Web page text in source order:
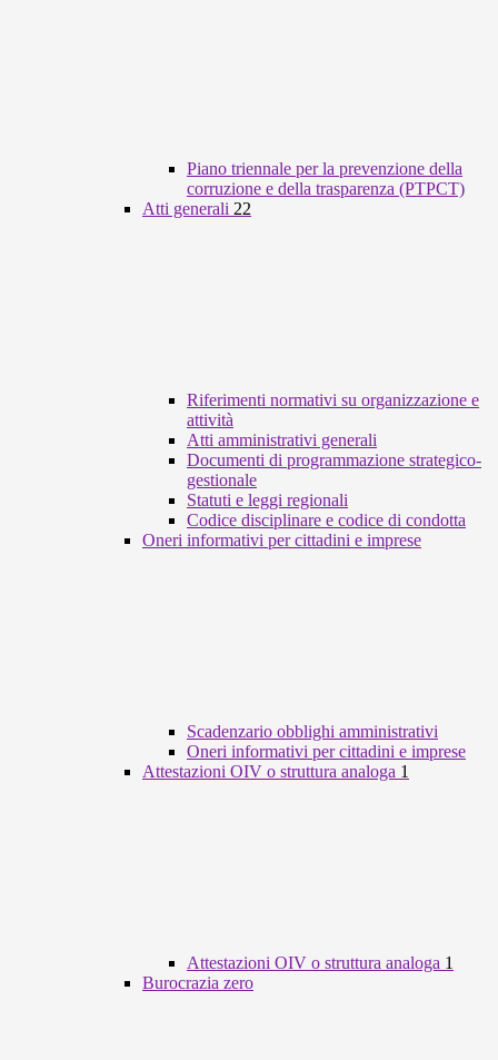
Piano triennale per la prevenzione della
corruzione e della trasparenza (PTPCT)
Atti generali 22
Riferimenti normativi su organizzazione e
attività
Atti amministrativi generali
Documenti di programmazione strategico-
gestionale
Statuti e leggi regionali
Codice disciplinare e codice di condotta
Oneri informativi per cittadini e imprese
Scadenzario obblighi amministrativi
Oneri informativi per cittadini e imprese
Attestazioni OIV o struttura analoga 1
Attestazioni OIV o struttura analoga 1
Burocrazia zero